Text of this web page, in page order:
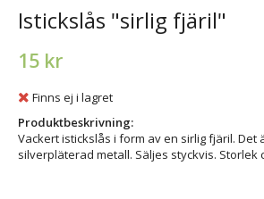
Istickslås "sirlig fjäril"
15 kr
Finns ej i lagret
Produktbeskrivning:
Vackert istickslås i form av en sirlig fjäril. Det
silverpläterad metall. Säljes styckvis. Storlek